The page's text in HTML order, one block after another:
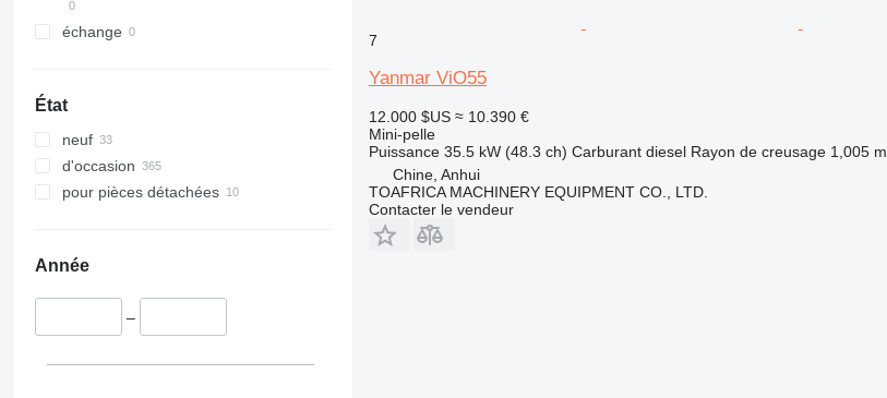
échange
État
neuf
d'occasion
pour pièces détachées
Année
–
7
Yanmar ViO55
12.000 $US ≈ 10.390 €
Mini-pelle
Puissance 35.5 kW (48.3 ch) Carburant diesel Rayon de creusage 1,005 m
Chine, Anhui
TOAFRICA MACHINERY EQUIPMENT CO., LTD.
Contacter le vendeur